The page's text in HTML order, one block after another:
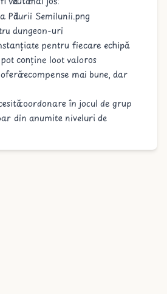
dungeon-uri
pentru fiecare echipă
conține loot valoros
recompense mai bune, dar
coordonare în jocul de grup
din anumite niveluri de